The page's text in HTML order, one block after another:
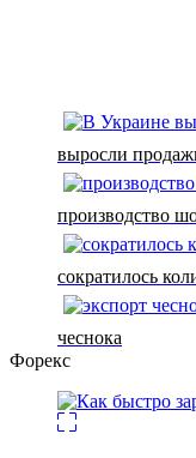
выросли
производство
сократилось
чеснока
Форекс